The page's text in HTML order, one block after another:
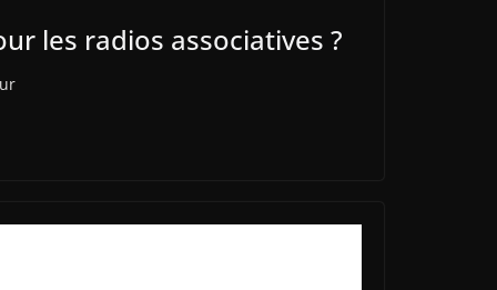
les radios associatives ?